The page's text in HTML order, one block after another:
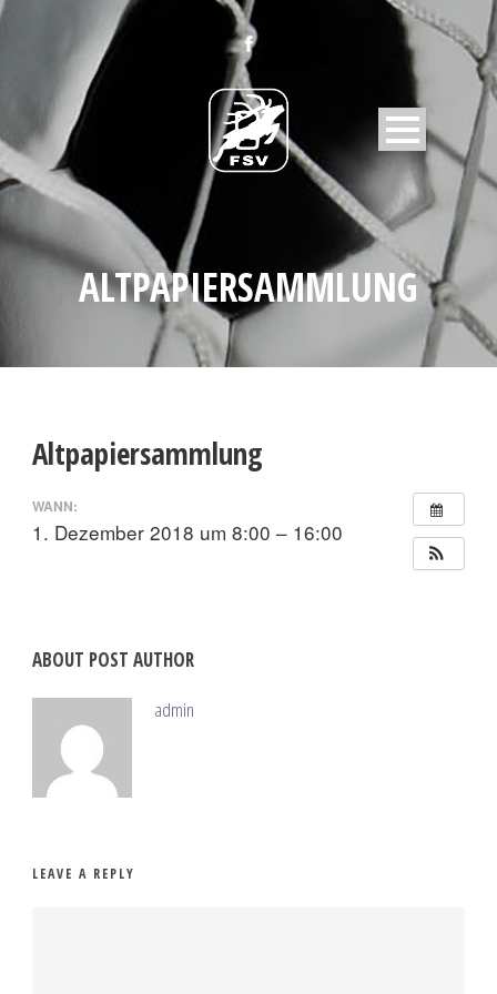
ALTPAPIERSAMMLUNG
Altpapiersammlung
WANN:
1. Dezember 2018 um 8:00 – 16:00
ABOUT POST AUTHOR
admin
LEAVE A REPLY